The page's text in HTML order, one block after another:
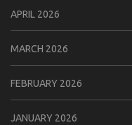
APRIL 2026
MARCH 2026
FEBRUARY 2026
JANUARY 2026